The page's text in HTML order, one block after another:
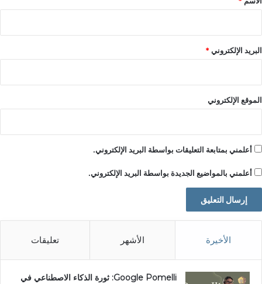
البريد الإلكتروني*
الموقع الإلكتروني
أعلمني بمتابعة التعليقات بواسطة البريد الإلكتروني.
أعلمني بالمواضيع الجديدة بواسطة البريد الإلكتروني.
الأخيرة الأشهر تعليقات
Google Pomelli: ثورة الذكاء الاصطناعي في